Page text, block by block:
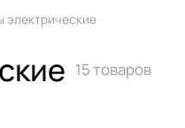
электрические
15 товаров